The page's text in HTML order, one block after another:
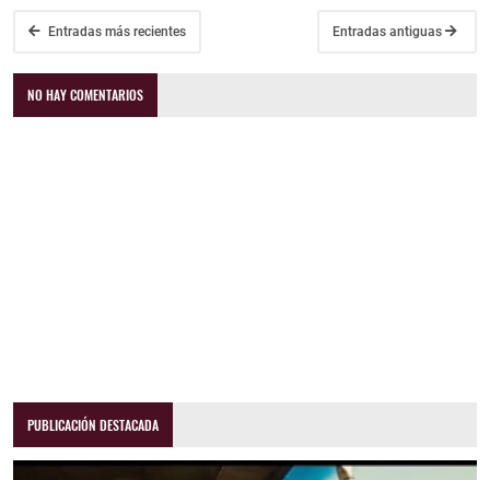
Entradas más recientes Entradas antiguas
NO HAY COMENTARIOS
PUBLICACIÓN DESTACADA